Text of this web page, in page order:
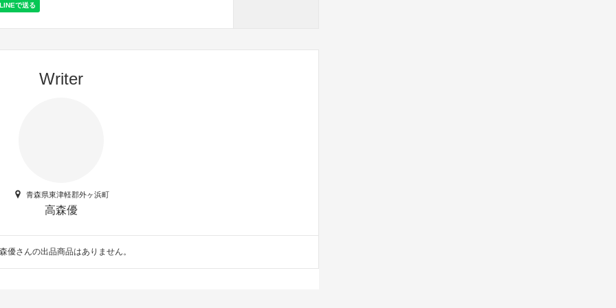
Writer
青森県東津軽郡外ヶ浜町
高森優
優さんの出品商品はありません。